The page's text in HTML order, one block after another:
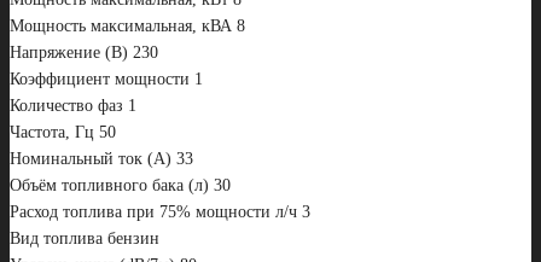
Мощность максимальная, кВА 8
Напряжение (В) 230
Коэффициент мощности 1
Количество фаз 1
Частота, Гц 50
Номинальный ток (А) 33
Объём топливного бака (л) 30
Расход топлива при 75% мощности л/ч 3
Вид топлива бензин